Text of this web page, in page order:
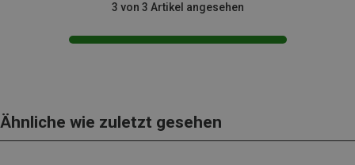
3 von 3 Artikel angesehen
Ähnliche wie zuletzt gesehen